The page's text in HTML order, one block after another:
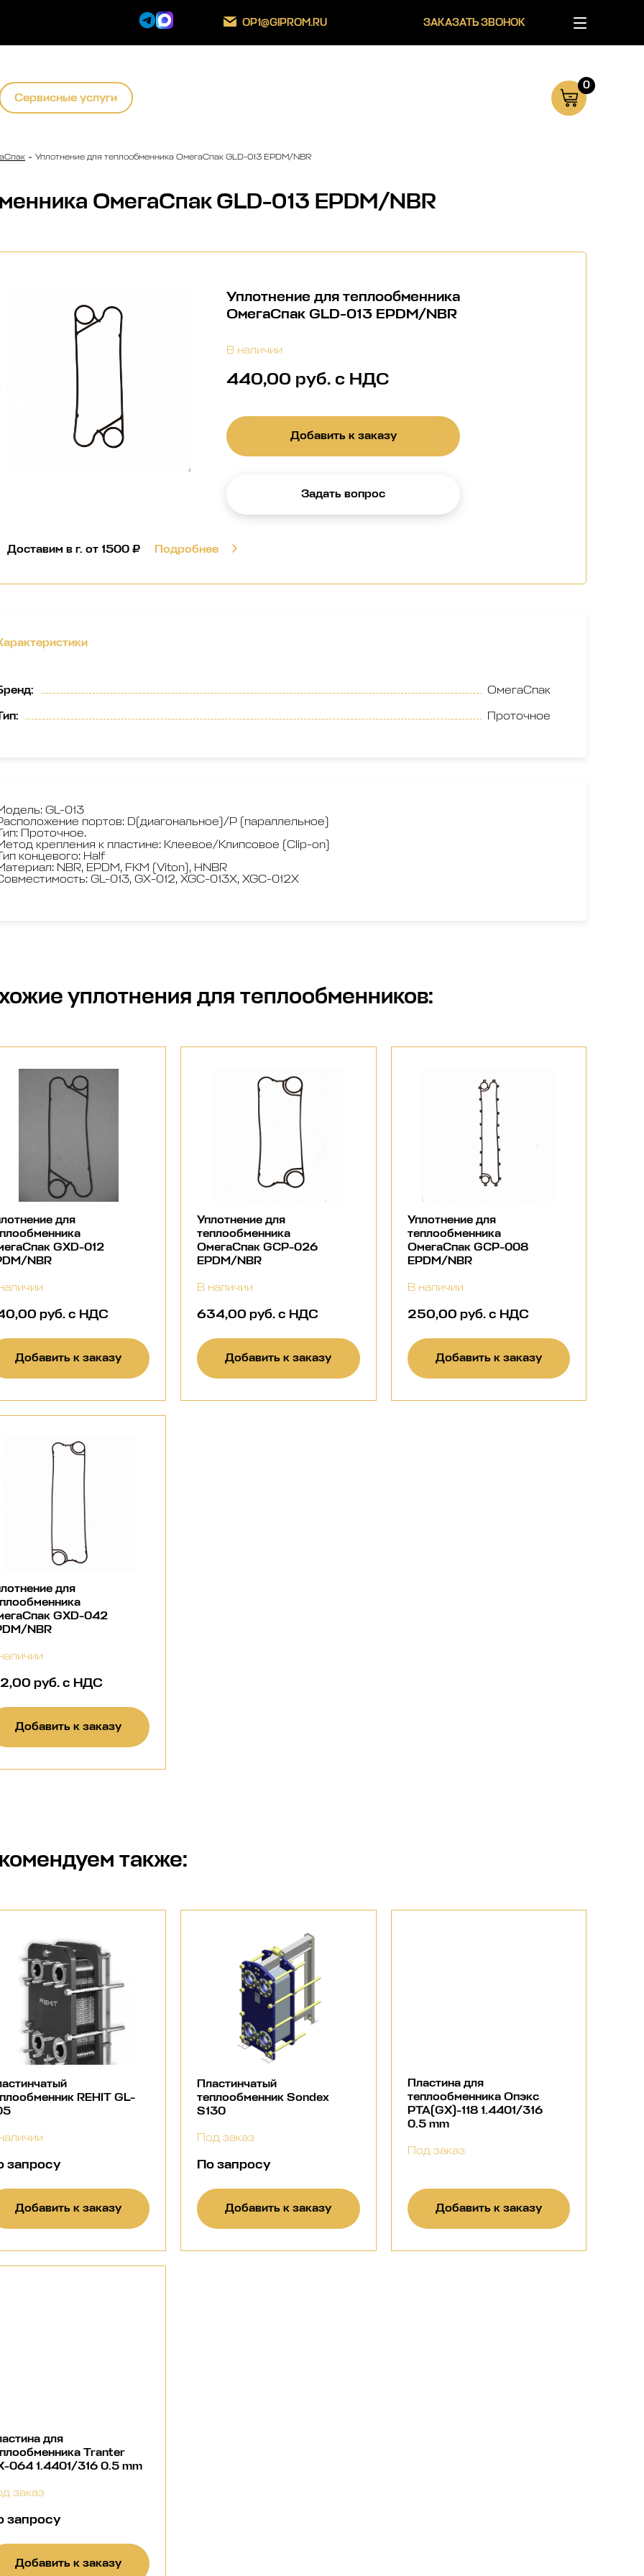
OP1@GIPROM.RU ЗАКАЗАТЬ ЗВОНОК
Сервисные услуги
0
Уплотнение для теплообменника ОмегаСпак GLD-013 EPDM/NBR
ОмегаСпак GLD-013 EPDM/NBR
Уплотнение для теплообменника
ОмегаСпак GLD-013 EPDM/NBR
В наличии
440,00 руб. с НДС
Добавить к заказу
Задать вопрос
Доставим в г. от 1500 ₽ Подробнее
:
ОмегаСпак
: Проточное
GL-013
портов: D(диагональное)/P (параллельное)
Проточное.
крепления к пластине: Клеевое/Клипсовое (Clip-on)
концевого: Half
NBR, EPDM, FKM (Viton), HNBR
GL-013, GX-012, XGC-013X, XGC-012X
уплотнения для теплообменников:
для
GXD-012
NBR
руб. с НДС
Добавить к заказу
Уплотнение для
теплообменника
ОмегаСпак GCP-026
EPDM/NBR
В наличии
634,00 руб. с НДС
Добавить к заказу
Уплотнение для
теплообменника
ОмегаСпак GCP-008
EPDM/NBR
В наличии
250,00 руб. с НДС
Добавить к заказу
для
GXD-042
NBR
руб. с НДС
Добавить к заказу
также:
REHIT GL-
запросу
Добавить к заказу
Пластинчатый
теплообменник Sondex
S130
Под заказ
По запросу
Добавить к заказу
Пластина для
теплообменника Опэкс
РТА(GX)-118 1.4401/316
0.5 mm
Под заказ
Добавить к заказу
для
Tranter
064 1.4401/316 0.5 mm
заказ
запросу
Добавить к заказу